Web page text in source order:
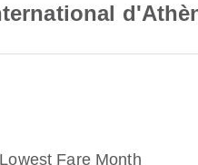
Lowest Fare Month